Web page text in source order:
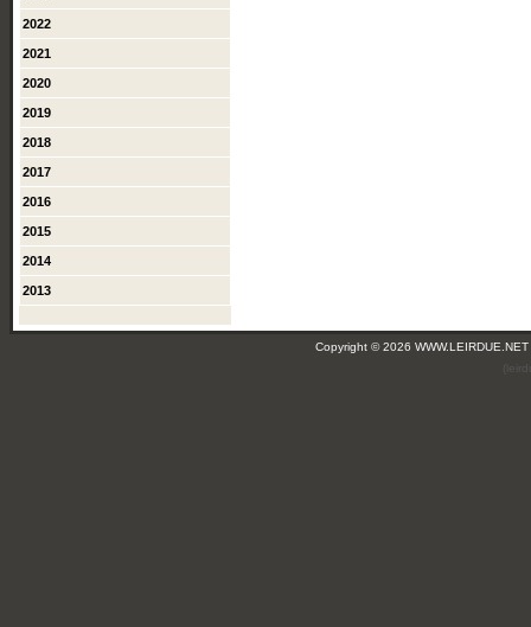
2022
2021
2020
2019
2018
2017
2016
2015
2014
2013
Copyright © 2026